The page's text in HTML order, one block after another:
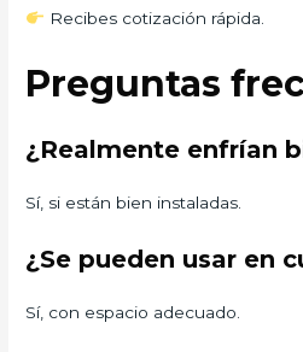
Recibes cotización rápida.
Preguntas
¿Realmente enfrían
Sí, si están bien instaladas.
¿Se pueden usar en
Sí, con espacio adecuado.